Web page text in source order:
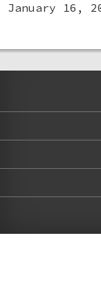
January 16,